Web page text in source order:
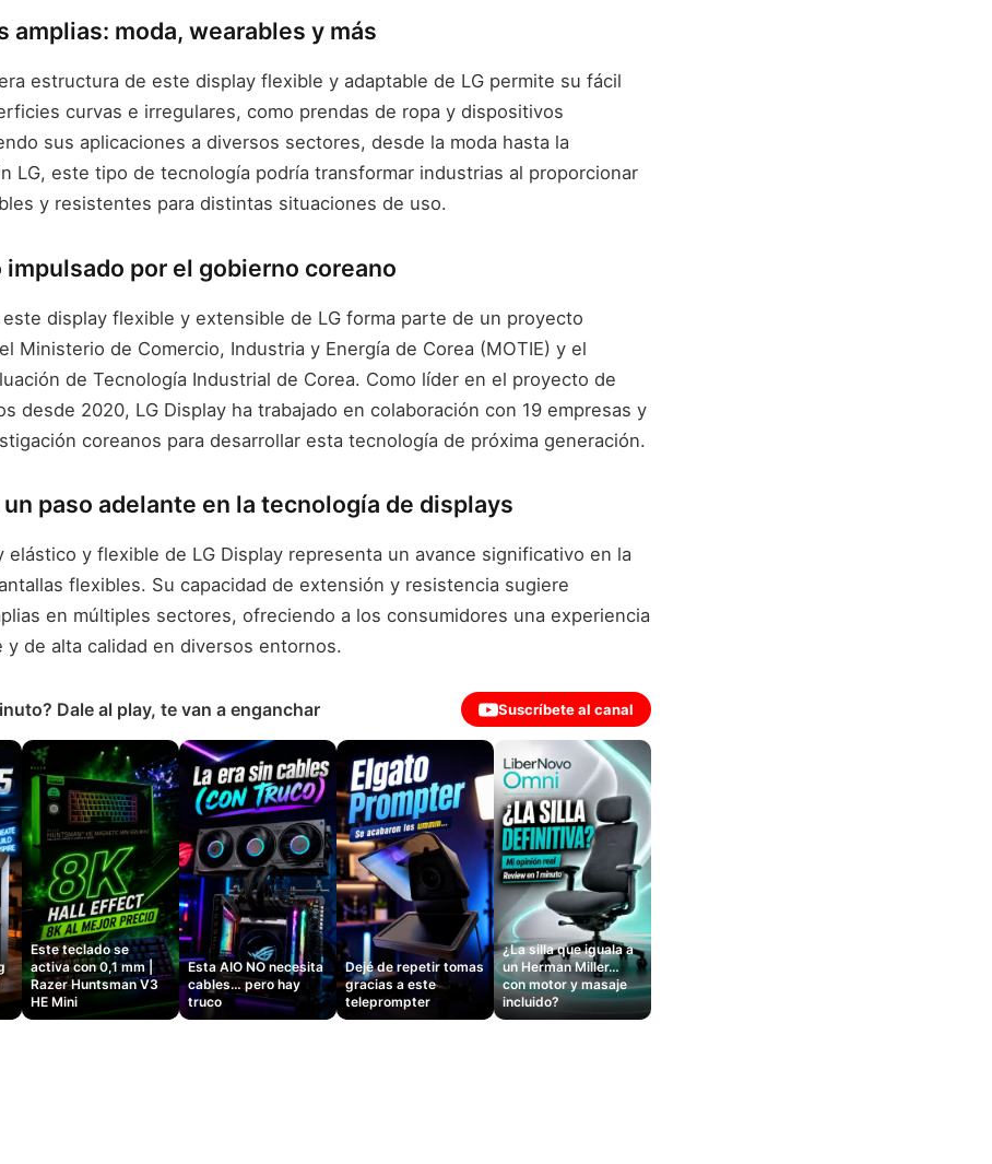
amplias: moda, wearables y más
estructura de este display flexible y adaptable de LG permite su fácil
curvas e irregulares, como prendas de ropa y dispositivos
sus aplicaciones a diversos sectores, desde la moda hasta la
LG, este tipo de tecnología podría transformar industrias al proporcionar
y resistentes para distintas situaciones de uso.
impulsado por el gobierno coreano
display flexible y extensible de LG forma parte de un proyecto
Ministerio de Comercio, Industria y Energía de Corea (MOTIE) y el
de Tecnología Industrial de Corea. Como líder en el proyecto de
desde 2020, LG Display ha trabajado en colaboración con 19 empresas y
coreanos para desarrollar esta tecnología de próxima generación.
paso adelante en la tecnología de displays
elástico y flexible de LG Display representa un avance significativo en la
flexibles. Su capacidad de extensión y resistencia sugiere
en múltiples sectores, ofreciendo a los consumidores una experiencia
y de alta calidad en diversos entornos.
Dale al play, te van a enganchar Suscríbete al canal
Este teclado se
activa con 0,1 mm |
Razer Huntsman V3
HE Mini
Esta AIO NO necesita
cables… pero hay
truco
Dejé de repetir tomas
gracias a este
teleprompter
¿La silla que iguala a
un Herman Miller…
con motor y masaje
incluido?